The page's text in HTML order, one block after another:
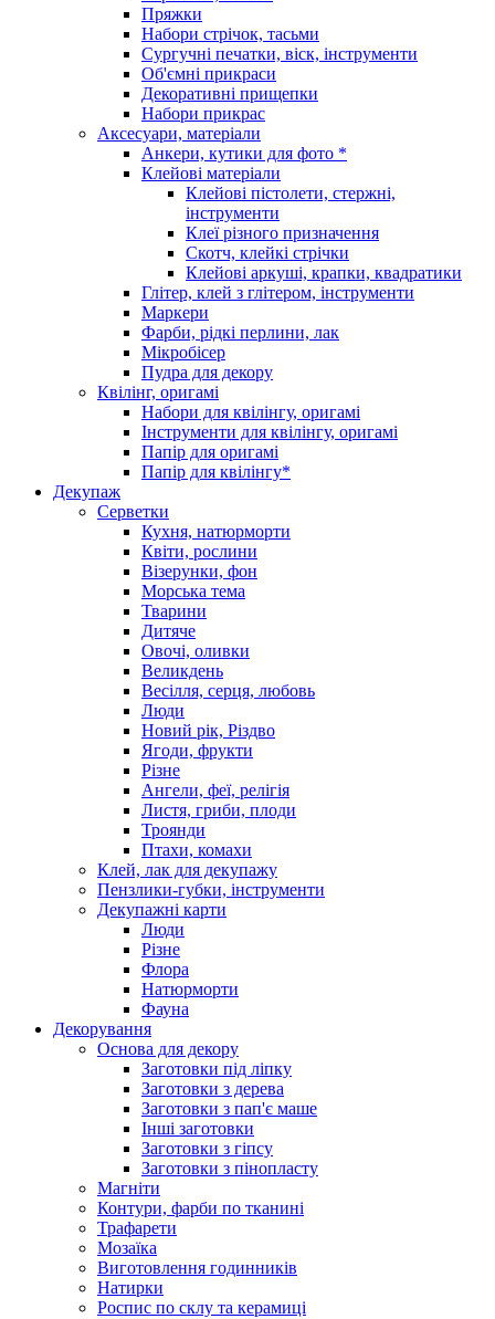
Пряжки
Набори стрічок, тасьми
Сургучні печатки, віск, інструменти
Об'ємні прикраси
Декоративні прищепки
Набори прикрас
Аксесуари, матеріали
Анкери, кутики для фото *
Клейові матеріали
Клейові пістолети, стержні,
інструменти
Клеї різного призначення
Скотч, клейкі стрічки
Клейові аркуші, крапки, квадратики
Глітер, клей з глітером, інструменти
Маркери
Фарби, рідкі перлини, лак
Мікробісер
Пудра для декору
Квілінг, оригамі
Набори для квілінгу, оригамі
Інструменти для квілінгу, оригамі
Папір для оригамі
Папір для квілінгу*
Декупаж
Серветки
Кухня, натюрморти
Квіти, рослини
Візерунки, фон
Морська тема
Тварини
Дитяче
Овочі, оливки
Великдень
Весілля, серця, любовь
Люди
Новий рік, Різдво
Ягоди, фрукти
Різне
Ангели, феї, релігія
Листя, гриби, плоди
Троянди
Птахи, комахи
Клей, лак для декупажу
Пензлики-губки, інструменти
Декупажні карти
Люди
Різне
Флора
Натюрморти
Фауна
Декорування
Основа для декору
Заготовки під ліпку
Заготовки з дерева
Заготовки з пап'є маше
Інші заготовки
Заготовки з гіпсу
Заготовки з пінопласту
Магніти
Контури, фарби по тканині
Трафарети
Мозаїка
Виготовлення годинників
Натирки
Роспис по склу та керамиці